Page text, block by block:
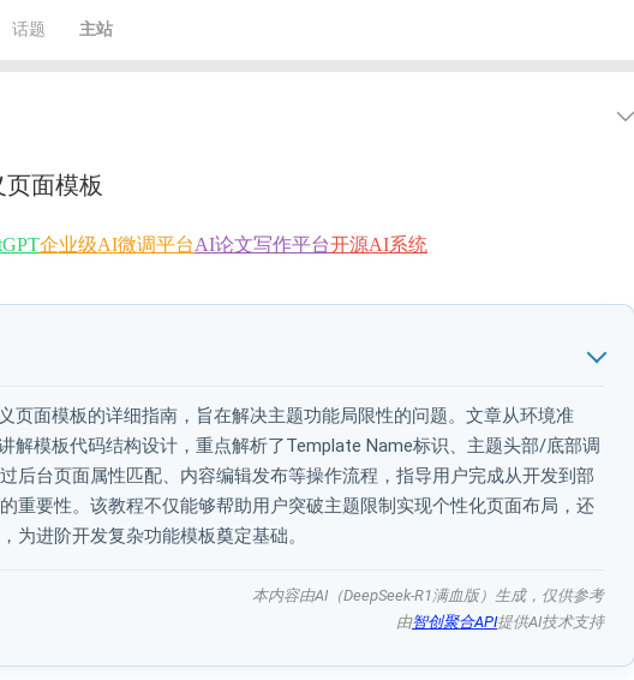
话题 主站
页面模板
企业级AI微调平台AI论文写作平台开源AI系统
页面模板的详细指南，旨在解决主题功能局限性的问题。文章从环境准
解模板代码结构设计，重点解析了Template Name标识、主题头部/底部调
后台页面属性匹配、内容编辑发布等操作流程，指导用户完成从开发到部
重要性。该教程不仅能够帮助用户突破主题限制实现个性化页面布局，还
为进阶开发复杂功能模板奠定基础。
本内容由AI（DeepSeek-R1满血版）生成，仅供参考
由智创聚合API提供AI技术支持